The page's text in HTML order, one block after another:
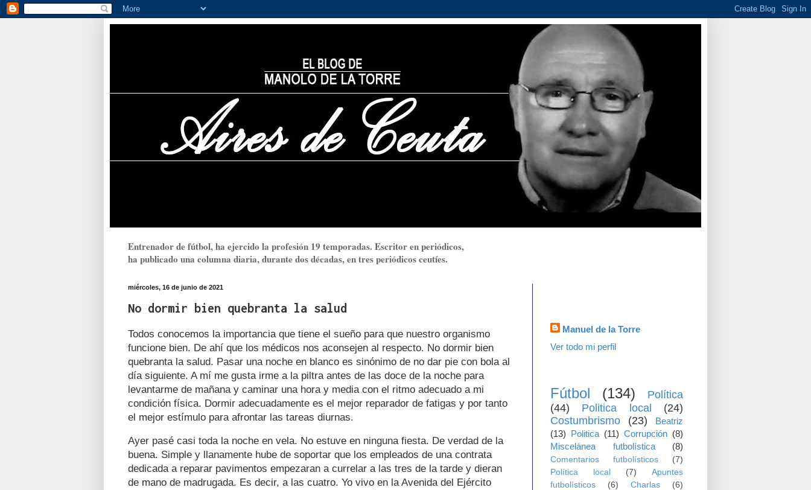
Entrenador de fútbol, ha ejercido la profesión 19 temporadas. Escritor en periódicos,
ha publicado una columna diaria, durante dos décadas, en tres periódicos ceutíes.
miércoles, 16 de junio de 2021
No dormir bien quebranta la salud
Todos conocemos la importancia que tiene el sueño para que nuestro organismo
funcione bien. De ahí que los médicos nos aconsejen al respecto. No dormir bien
quebranta la salud. Pasar una noche en blanco es sinónimo de no dar pie con bola al
día siguiente. A mí me gusta irme a la piltra antes de las doce de la noche para
levantarme de mañana y caminar una hora y media con el ritmo adecuado a mi
condición física. Dormir adecuadamente es el mejor reparador de fatigas y por tanto
el mejor estímulo para afrontar las tareas diurnas.
Ayer pasé casi toda la noche en vela. No estuve en ninguna fiesta. De verdad de la
buena. Simple y llanamente hube de soportar que los empleados de una contrata
dedicada a reparar pavimentos empezaran a currelar a las tres de la tarde y dieran
de mano de madrugada. Es decir, a las cuatro. Yo vivo en la Avenida del Ejército
Manuel de la Torre
Ver todo mi perfil
Fútbol (134)
Política
(44)
Politica local
(24)
Costumbrismo
(23)
Beatriz
(13) Politica (11) Corrupción (8)
Miscelánea futbolística
(8)
Comentarios futbolísticos
(7)
Política local
(7)
Apuntes
futbolísticos
(6) Charlas
(6)